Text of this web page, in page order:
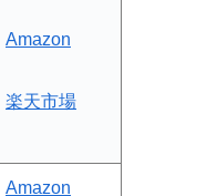
Amazon
楽天市場
Amazon